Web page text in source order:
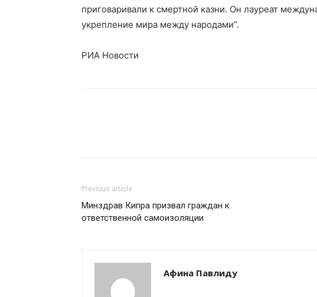
приговаривали к смертной казни. Он лауреат
укрепление мира между народами”.
РИА Новости
Previous article
Минздрав Кипра призвал граждан к
ответственной самоизоляции
Афина Павлиду